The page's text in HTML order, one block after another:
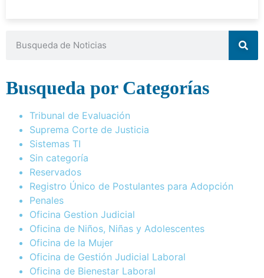
Busqueda por Categorías
Tribunal de Evaluación
Suprema Corte de Justicia
Sistemas TI
Sin categoría
Reservados
Registro Único de Postulantes para Adopción
Penales
Oficina Gestion Judicial
Oficina de Niños, Niñas y Adolescentes
Oficina de la Mujer
Oficina de Gestión Judicial Laboral
Oficina de Bienestar Laboral